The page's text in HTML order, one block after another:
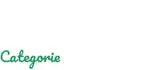
Categorie